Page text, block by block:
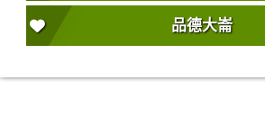
品德大崙